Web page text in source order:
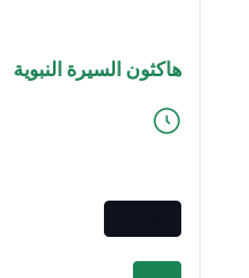
هاكثون السيرة النبوية